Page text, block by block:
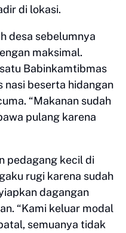
di lokasi.
desa sebelumnya
maksimal.
Babinkamtibmas
beserta hidangan
“Makanan sudah
pulang karena
pedagang kecil di
rugi karena sudah
dagangan
“Kami keluar modal
semuanya tidak